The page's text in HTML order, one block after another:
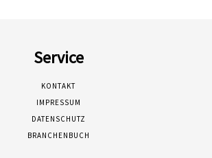
Service
KONTAKT
IMPRESSUM
DATENSCHUTZ
BRANCHENBUCH